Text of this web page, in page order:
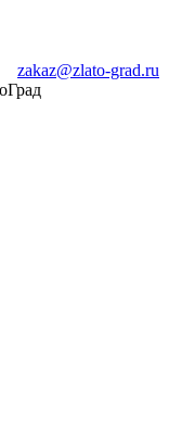
zakaz@zlato-grad.ru